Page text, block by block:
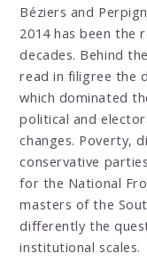
Béziers and
2014 has been the
decades. Behind
read in filigree the
which dominated
political and
changes. Poverty,
conservative
for the National
masters of the
differently the
institutional scales.